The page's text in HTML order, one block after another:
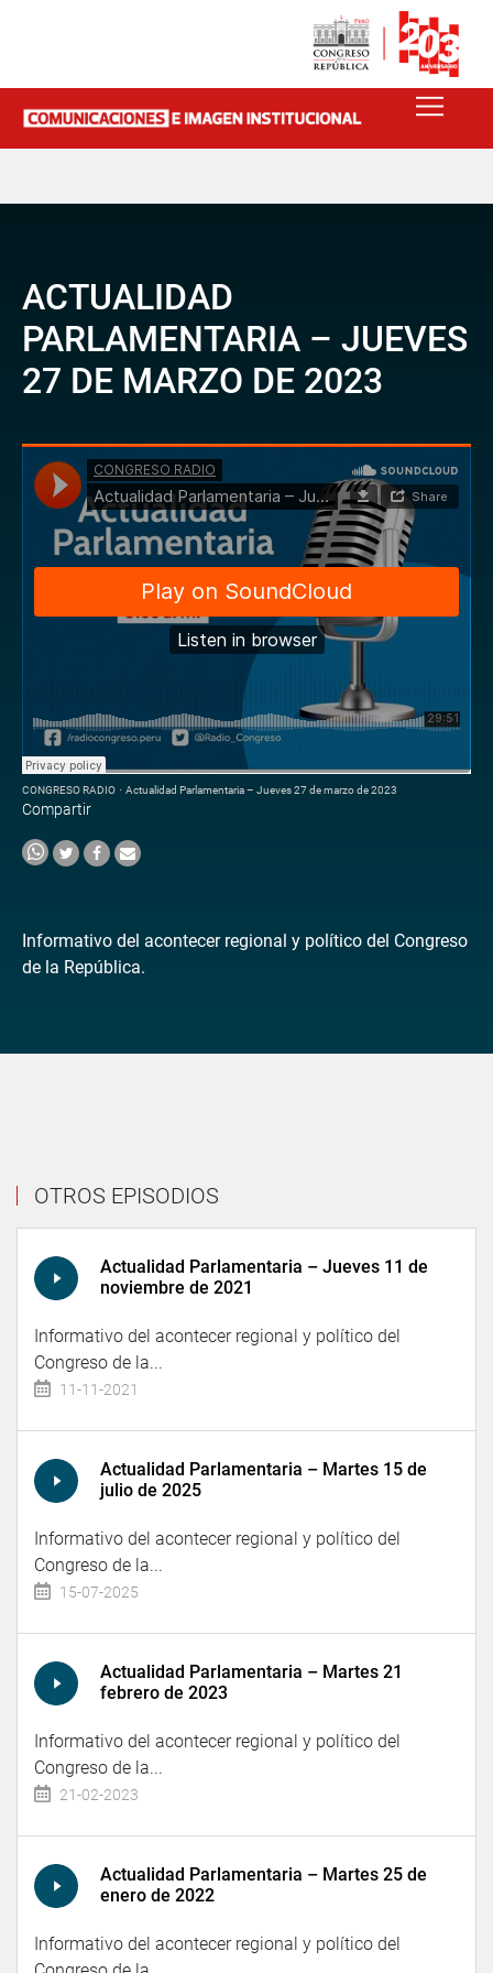
ACTUALIDAD
PARLAMENTARIA – JUEVES
27 DE MARZO DE 2023
CONGRESO RADIO · Actualidad Parlamentaria – Jueves 27 de marzo de 2023
Compartir
Informativo del acontecer regional y político del Congreso
de la República.
OTROS EPISODIOS
Actualidad Parlamentaria – Jueves 11 de
noviembre de 2021
Informativo del acontecer regional y político del
Congreso de la...
11-11-2021
Actualidad Parlamentaria – Martes 15 de
julio de 2025
Informativo del acontecer regional y político del
Congreso de la...
15-07-2025
Actualidad Parlamentaria – Martes 21
febrero de 2023
Informativo del acontecer regional y político del
Congreso de la...
21-02-2023
Actualidad Parlamentaria – Martes 25 de
enero de 2022
Informativo del acontecer regional y político del